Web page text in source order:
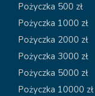
Pożyczka 500 zł
Pożyczka 1000 zł
Pożyczka 2000 zł
Pożyczka 3000 zł
Pożyczka 5000 zł
Pożyczka 10000 zł